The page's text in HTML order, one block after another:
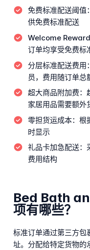
免费标准配送阈值：
供免费标准配送
Welcome
订单均享受免费标
分层标准配送费用：
员，费用随订单总
超大商品附加费：
家居用品需要额外
零担货运成本： 根
时显示
礼品卡加急配送：
费用结构
Bed Bath
项有哪些？
标准订单通过第三方包
址。分配给特定货物